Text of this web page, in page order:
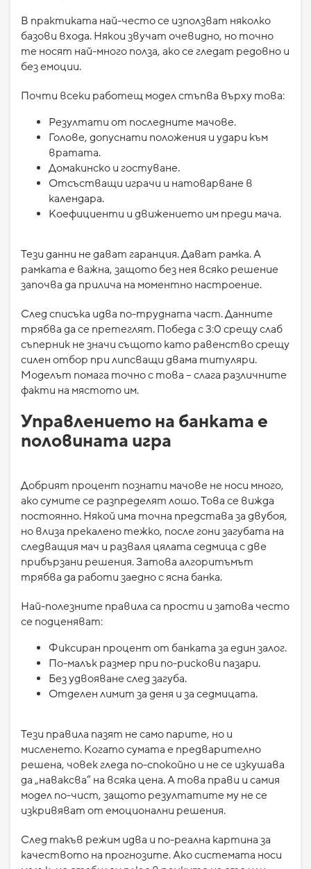
В практиката най-често се използват няколко
базови входа. Някои звучат очевидно, но точно
те носят най-много полза, ако се гледат редовно и
без емоции.
Почти всеки работещ модел стъпва върху това:
Резултати от последните мачове.
Голове, допуснати положения и удари към
вратата.
Домакинско и гостуване.
Отсъстващи играчи и натоварване в
календара.
Коефициенти и движението им преди мача.
Тези данни не дават гаранция. Дават рамка. А
рамката е важна, защото без нея всяко решение
започва да прилича на моментно настроение.
След списъка идва по-трудната част. Данните
трябва да се претеглят. Победа с 3:0 срещу слаб
съперник не значи същото като равенство срещу
силен отбор при липсващи двама титуляри.
Моделът помага точно с това – слага различните
факти на мястото им.
Управлението на банката е
половината игра
Добрият процент познати мачове не носи много,
ако сумите се разпределят лошо. Това се вижда
постоянно. Някой има точна представа за двубоя,
но влиза прекалено тежко, после гони загубата на
следващия мач и разваля цялата седмица с две
прибързани решения. Затова алгоритъмът
трябва да работи заедно с ясна банка.
Най-полезните правила са прости и затова често
се подценяват:
Фиксиран процент от банката за един залог.
По-малък размер при по-рискови пазари.
Без удвояване след загуба.
Отделен лимит за деня и за седмицата.
Тези правила пазят не само парите, но и
мисленето. Когато сумата е предварително
решена, човек гледа по-спокойно и не се изкушава
да „наваксва“ на всяка цена. А това прави и самия
модел по-чист, защото резултатите му не се
изкривяват от емоционални решения.
След такъв режим идва и по-реална картина за
качеството на прогнозите. Ако системата носи